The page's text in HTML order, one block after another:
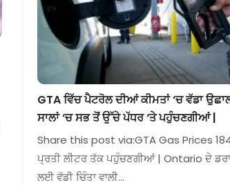
GTA ਵਿੱਚ ਪੈਟਰੋਲ ਦੀਆਂ ਕੀਮਤਾਂ ‘ਚ ਵੱਡਾ
ਸਾਲਾਂ ‘ਚ ਸਭ ਤੋਂ ਉੱਚੇ ਪੱਧਰ ‘ਤੇ ਪਹੁੰਚਣਗੀਆਂ |
Share this post via:GTA Gas Prices
ਪ੍ਰਤੀ ਲੀਟਰ ਤੱਕ ਪਹੁੰਚਣਗੀਆਂ | Ontario ਦੇ
ਲਈ ਵੱਡੀ ਚਿੰਤਾ ਵਾਲੀ…